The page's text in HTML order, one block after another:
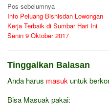
Navigasi
pos
Pos sebelumnya
Info Peluang Bisnisdan Lowongan
Kerja Terbaik di Sumbar Hari Ini
Senin 9 Oktober 2017
Tinggalkan Balasan
Anda harus masuk untuk
Bisa Masuak pakai: